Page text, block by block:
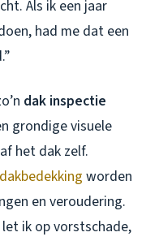
Als ik een jaar
had me dat een
dak inspectie
grondige visuele
het dak zelf.
dakbedekking worden
en veroudering.
ik op vorstschade,